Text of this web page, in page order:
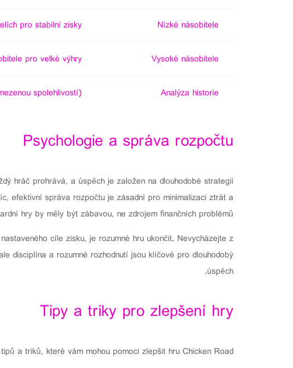
Nízké násobitele
pro stabilní zisky.
Vysoké násobitele
pro velké výhry.
Analýza historie
spolehlivostí).
Psychologie a správa rozpočtu
hráč prohrává, a úspěch je založen na dlouhodobé strategii
efektivní správa rozpočtu je zásadní pro minimalizaci ztrát a
hry by měly být zábavou, ne zdrojem finančních problémů.
cíle zisku, je rozumné hru ukončit. Nevycházejte z
disciplína a rozumné rozhodnutí jsou klíčové pro dlouhodobý
úspěch.
Tipy a triky pro zlepšení hry
a triků, které vám mohou pomoci zlepšit hru Chicken Road: